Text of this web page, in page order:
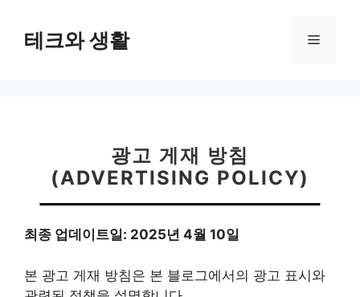
테크와 생활 메
광고 게재 방침
(ADVERTISING POLICY)
최종 업데이트일: 2025년 4월 10일
본 광고 게재 방침은 본 블로그에서의 광고 표시와